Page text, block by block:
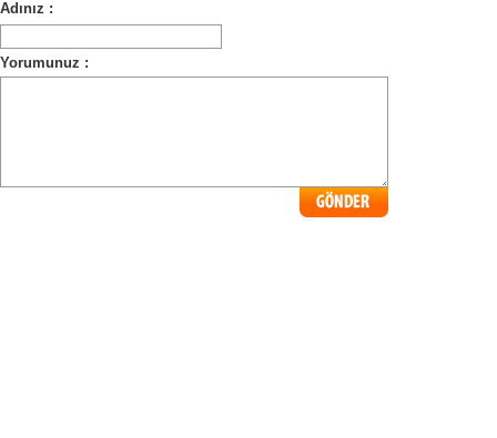
Adınız :
Yorumunuz :